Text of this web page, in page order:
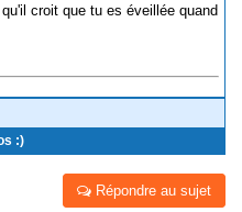
croit que tu es éveillée quand
:)
Répondre au sujet